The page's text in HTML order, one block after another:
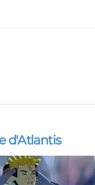
d'Atlantis